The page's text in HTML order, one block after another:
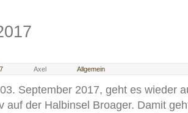
Axel Allgemein
September 2017, geht es wieder
auf der Halbinsel Broager. Damit